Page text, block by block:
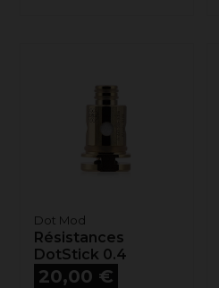
Dot Mod
Résistances
DotStick 0.4
Prix
20,00 €